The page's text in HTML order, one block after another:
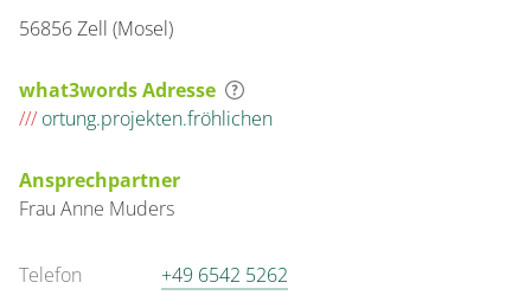
56856 Zell (Mosel)
what3words Adresse
/// ortung.projekten.fröhlichen
Ansprechpartner
Frau Anne Muders
Telefon
+49 6542 5262